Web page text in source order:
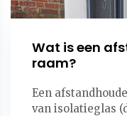
Wat is een
raam?
Een
van isolatieglas